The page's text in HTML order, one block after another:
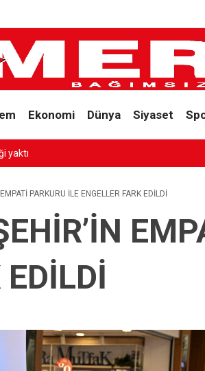
Ekonomi Dünya Siyaset
PARKURU İLE ENGELLER FARK EDİLDİ
EDİLDİ